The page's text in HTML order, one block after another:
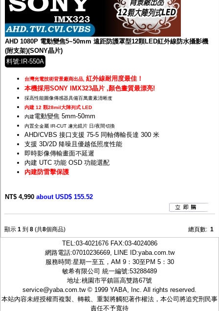
AHD 1080P 電動變焦5~50mm 遠距防護罩型12顆LED紅外線防水攝影機
(附支架)(SONY晶片)
料號:IR-550A
台灣光電技術背景廠商出品, 紅外線耐用度最佳！
本機採用SONY IMX323晶片 ,顏色畫質最漂亮!
採高性能圖像傳感器具備百萬畫素清晰度
內建 12 顆28mil大陣列式 LED
內建電動變焦 5mm-50mm
內置全金屬 IR-CUT 濾光鏡片 日/夜間切換
AHD/CVBS 接口支援 75-5 同軸傳輸長達 300 米
支援 3D/2D 降噪且優越低照度性能
即時影像傳輸畫面不延遲
內建 UTC 功能 OSD 功能選配
內建防雷擊保護
NT$ 4,990 about USD$ 155.52
顯示 1 到 8 (共8個商品) 總頁數: 1
TEL:03-4021676FAX:03-4024086
網路電話:07010236669, LINE ID:yaba.com.tw
服務時間:星期一至五，AM 9：30至PM 5：30
敏希有限公司 統一編號:53288489
地址:桃園市平鎮區高雙路67號
service@yaba.com.tw© 1999 YABA, Inc. All rights reserved.
本站內容未經授權而複製、轉載、重製將觸犯著作權法，本公司將追究刑民事
責任不予寬待